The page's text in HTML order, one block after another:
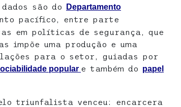
são do
Departamento
pacífico, entre parte
em políticas de segurança, que
impõe uma produção e uma
para o setor, guiadas por
popular e também do papel
triunfalista venceu: encarcera